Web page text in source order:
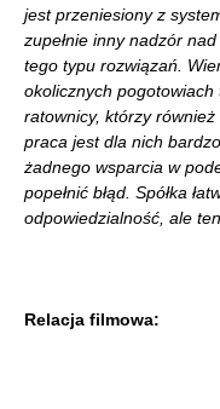
jest przeniesiony z
zupełnie inny nadzór
tego typu rozwiązań.
okolicznych pogotowiach
ratownicy, którzy
praca jest dla nich
żadnego wsparcia w
popełnić błąd. Spółka
odpowiedzialność, ale
Relacja filmowa: